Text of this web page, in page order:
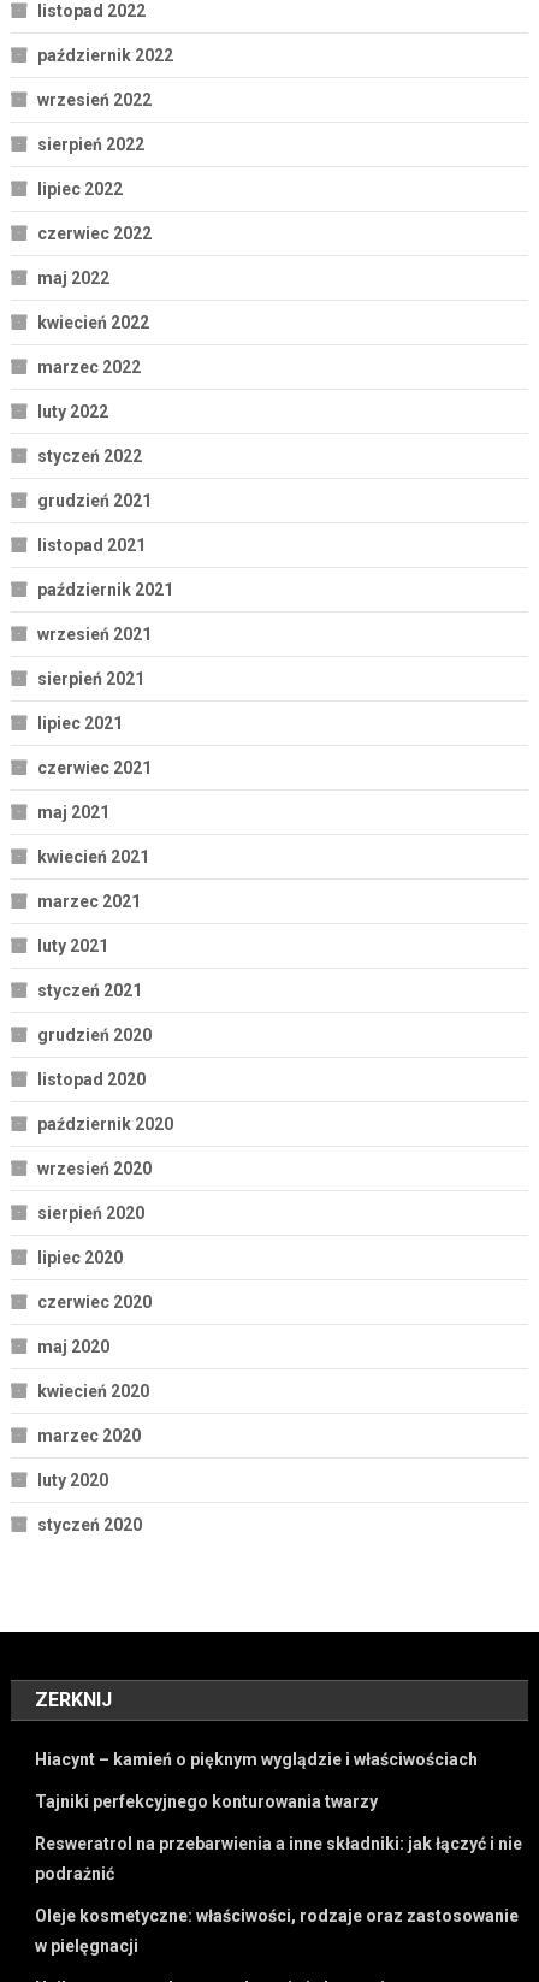
listopad 2022
październik 2022
wrzesień 2022
sierpień 2022
lipiec 2022
czerwiec 2022
maj 2022
kwiecień 2022
marzec 2022
luty 2022
styczeń 2022
grudzień 2021
listopad 2021
październik 2021
wrzesień 2021
sierpień 2021
lipiec 2021
czerwiec 2021
maj 2021
kwiecień 2021
marzec 2021
luty 2021
styczeń 2021
grudzień 2020
listopad 2020
październik 2020
wrzesień 2020
sierpień 2020
lipiec 2020
czerwiec 2020
maj 2020
kwiecień 2020
marzec 2020
luty 2020
styczeń 2020
ZERKNIJ
Hiacynt – kamień o pięknym wyglądzie i właściwościach
Tajniki perfekcyjnego konturowania twarzy
Resweratrol na przebarwienia a inne składniki: jak łączyć i nie
podrażnić
Oleje kosmetyczne: właściwości, rodzaje oraz zastosowanie
w pielęgnacji